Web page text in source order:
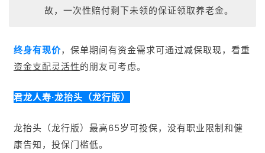
故，一次性赔付剩下未领的保证领取养老金。
终身有现价，保单期间有资金需求可通过减保取现，看重
资金支配灵活性的朋友可考虑。
君龙人寿·龙抬头（龙行版）
龙抬头（龙行版）最高65岁可投保，没有职业限制和健
康告知，投保门槛低。